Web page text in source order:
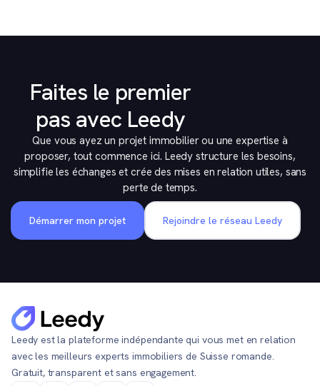
Faites le premier
pas avec Leedy
Que vous ayez un projet immobilier ou une expertise à
proposer, tout commence ici. Leedy structure les besoins,
simplifie les échanges et crée des mises en relation utiles, sans
perte de temps.
Démarrer mon projet Rejoindre le réseau Leedy
Leedy est la plateforme indépendante qui vous met en relation
avec les meilleurs experts immobiliers de Suisse romande.
Gratuit, transparent et sans engagement.